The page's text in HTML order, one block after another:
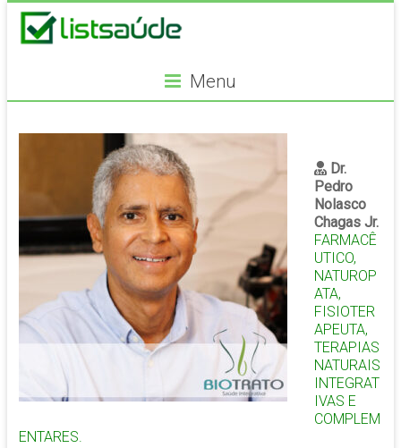
Menu
Dr.
Pedro
Nolasco
Chagas Jr.
FARMACÊ
UTICO,
NATUROP
ATA,
FISIOTER
APEUTA,
TERAPIAS
NATURAIS
INTEGRAT
IVAS E
COMPLEM
ENTARES.